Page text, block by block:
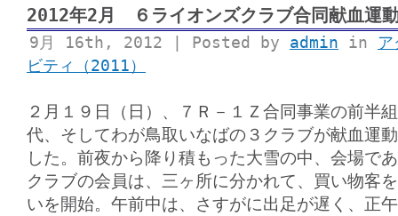
2012年2月 ６ライオンズクラブ合同献血運
9月 16th, 2012 | Posted by admin in ア
ビティ（2011）
２月１９日（日）、７Ｒ－１Ｚ合同事業の前半
代、そしてわが鳥取いなばの３クラブが献血運
した。前夜から降り積もった大雪の中、会場で
クラブの会員は、三ヶ所に分かれて、買い物客
いを開始。午前中は、さすがに出足が遅く、正